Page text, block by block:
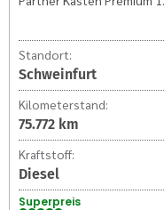
Standort:
Schweinfurt
Kilometerstand:
75.772 km
Kraftstoff:
Diesel
Superpreis